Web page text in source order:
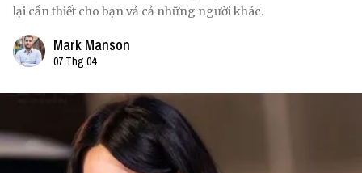
lại cần thiết cho bạn vả cả những người khác.
Mark Manson
07 Thg 04